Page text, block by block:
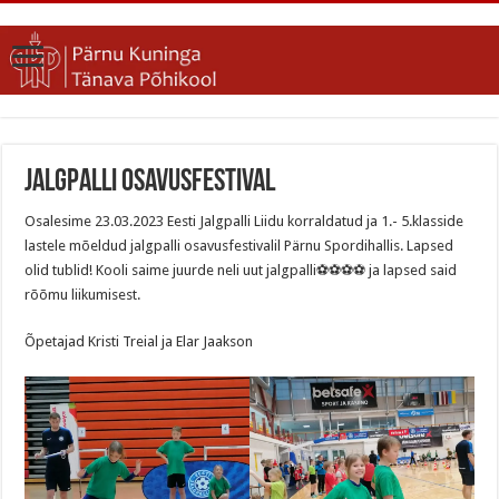
Jalgpalli osavusfestival
Osalesime 23.03.2023 Eesti Jalgpalli Liidu korraldatud ja 1.- 5.klasside
lastele mõeldud jalgpalli osavusfestivalil Pärnu Spordihallis. Lapsed
olid tublid! Kooli saime juurde neli uut jalgpalli⚽⚽⚽⚽ ja lapsed said
rõõmu liikumisest.
Õpetajad Kristi Treial ja Elar Jaakson